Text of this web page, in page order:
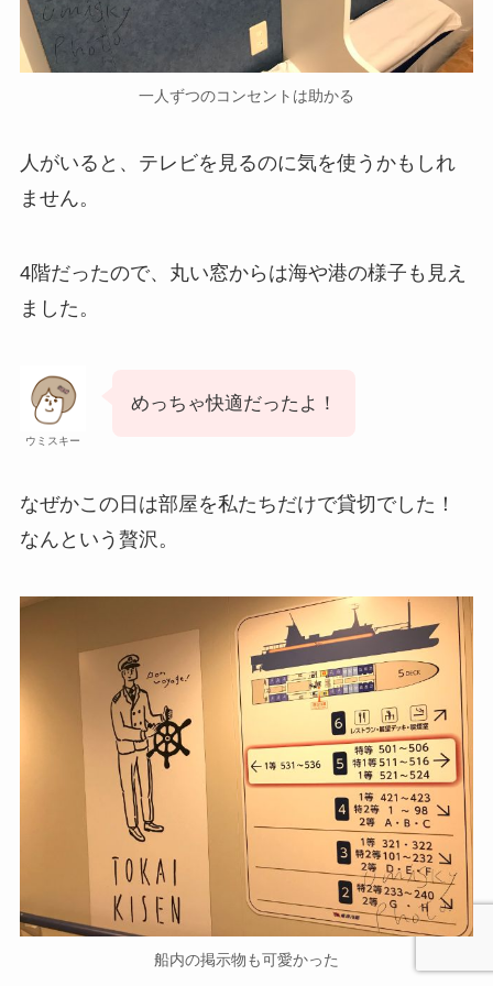
一人ずつのコンセントは助かる
人がいると、テレビを見るのに気を使うかもしれ
ません。
4階だったので、丸い窓からは海や港の様子も見え
ました。
ウミスキー
めっちゃ快適だったよ！
なぜかこの日は部屋を私たちだけで貸切でした！
なんという贅沢。
船内の掲示物も可愛かった